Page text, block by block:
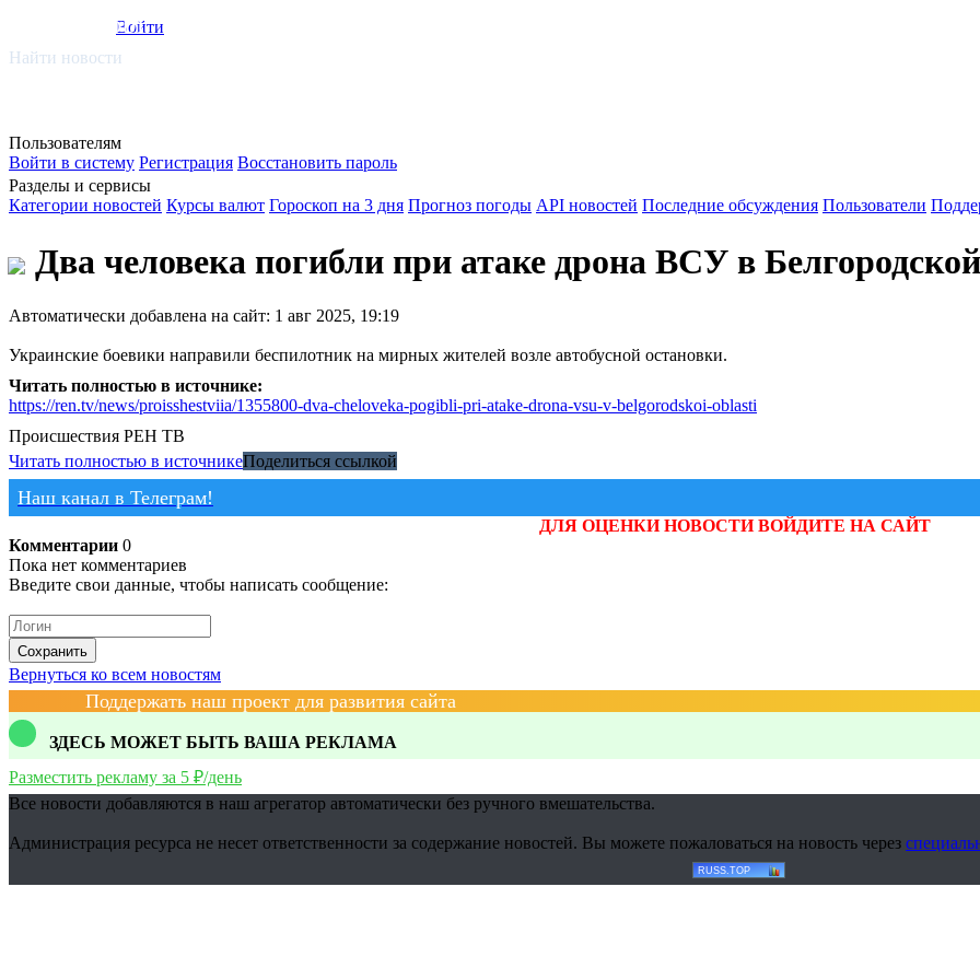
smi.mobi
Войти
Найти новости
Пользователям
Войти в систему Регистрация Восстановить пароль
Разделы и сервисы
Категории новостей Курсы валют Гороскоп на 3 дня Прогноз погоды API новостей Последние обсуждения Пользователи
Два человека погибли при атаке дрона ВСУ в
Автоматически добавлена на сайт: 1 авг 2025, 19:19
Украинские боевики направили беспилотник на мирных жителей возле автобусной остановки.
Читать полностью в источнике:
https://ren.tv/news/proisshestviia/1355800-dva-cheloveka-pogibli-pri-atake-drona-vsu-v-belgorodskoi-oblasti
Происшествия РЕН ТВ
Читать полностью в источникеПоделиться ссылкой
Наш канал в Телеграм!
ДЛЯ ОЦЕНКИ НОВОСТИ ВОЙДИТЕ НА САЙТ
Комментарии 0
Пока нет комментариев
Введите свои данные, чтобы написать сообщение:
Сохранить
Вернуться ко всем новостям
Поддержать наш проект для развития сайта
ЗДЕСЬ МОЖЕТ БЫТЬ ВАША РЕКЛАМА
Разместить рекламу за 5 ₽/день
Все новости добавляются в наш агрегатор автоматически без ручного вмешательства.
Администрация ресурса не несет ответственности за содержание новостей. Вы можете пожаловаться на новость через